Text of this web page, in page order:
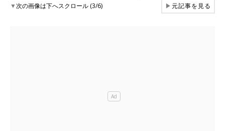
▼次の画像は下へスクロール (3/6) ▶元記事を見る